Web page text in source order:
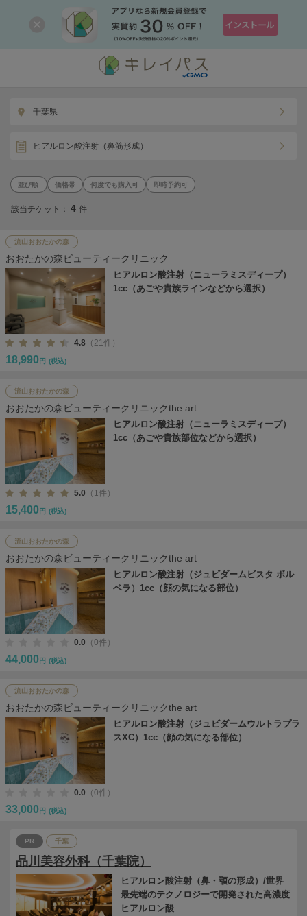
千葉県
ヒアルロン酸注射（鼻筋形成）
価格帯 何度でも購入可 即時予約可
該当チケット： 4 件
流山おおたかの森
おおたかの森ビューティークリニック
ヒアルロン酸注射（ニューラミスディープ）
1cc（あごや貴族ラインなどから選択）
4.8 （21件）
18,990 円 (税込)
流山おおたかの森
おおたかの森ビューティークリニックthe art
ヒアルロン酸注射（ニューラミスディープ）
1cc（あごや貴族部位などから選択）
5.0 （1件）
15,400 円 (税込)
流山おおたかの森
おおたかの森ビューティークリニックthe art
ヒアルロン酸注射（ジュビダームビスタ ボル
ベラ）1cc（顔の気になる部位）
0.0 （0件）
44,000 円 (税込)
流山おおたかの森
おおたかの森ビューティークリニックthe art
ヒアルロン酸注射（ジュビダームウルトラプラ
スXC）1cc（顔の気になる部位）
0.0 （0件）
33,000 円 (税込)
PR 千葉
品川美容外科（千葉院）
ヒアルロン酸注射（鼻・顎の形成）/世界
最先端のテクノロジーで開発された高濃度
ヒアルロン酸